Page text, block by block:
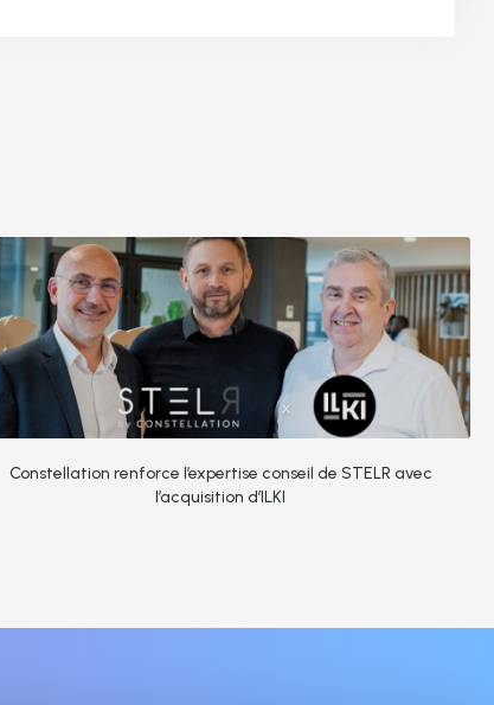
Constellation renforce l’expertise conseil de STELR avec
l’acquisition d’ILKI